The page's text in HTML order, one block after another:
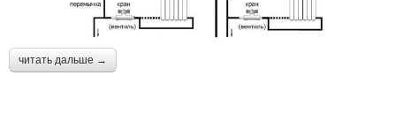
читать дальше →